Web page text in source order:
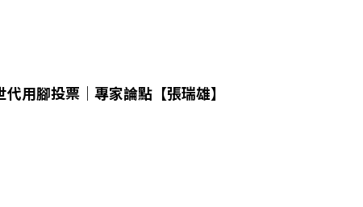
用腳投票｜專家論點【張瑞雄】